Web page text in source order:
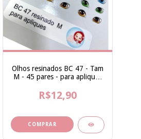
Olhos resinados BC 47 - Tam
M - 45 pares - para apliques
R$12,90